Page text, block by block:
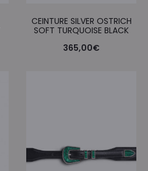
CEINTURE SILVER OSTRICH
SOFT TURQUOISE BLACK
365,00€